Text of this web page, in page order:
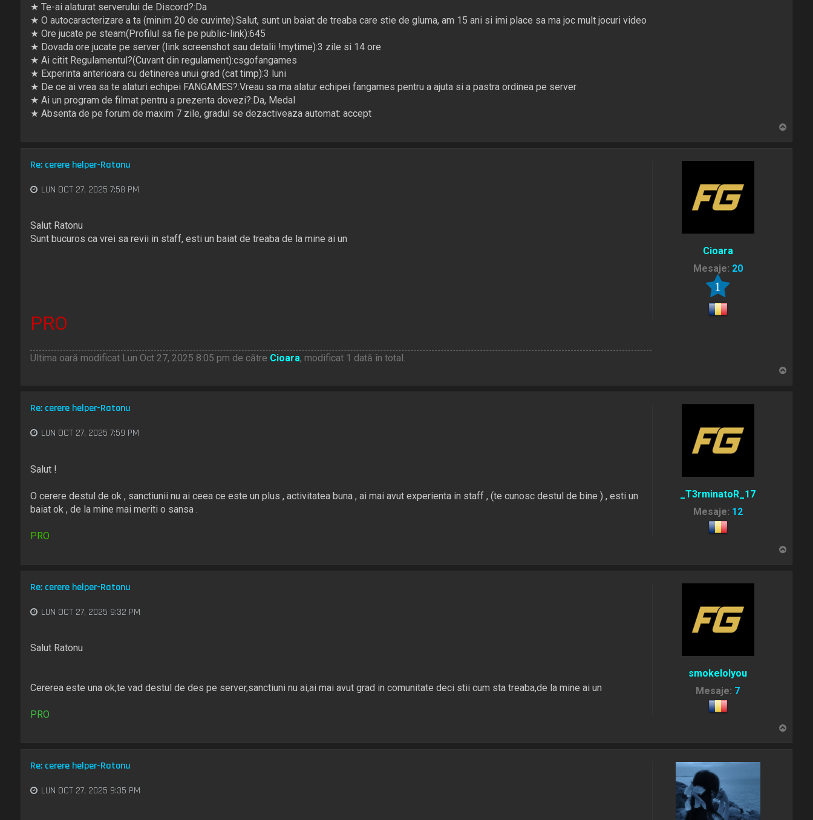
★ Te-ai alaturat serverului de Discord?:Da
★ O autocaracterizare a ta (minim 20 de cuvinte):Salut, sunt un baiat de treaba care stie de gluma, am 15 ani si imi place sa ma joc mult jocuri video
★ Ore jucate pe steam(Profilul sa fie pe public-link):645
★ Dovada ore jucate pe server (link screenshot sau detalii !mytime):3 zile si 14 ore
★ Ai citit Regulamentul?(Cuvant din regulament):csgofangames
★ Experinta anterioara cu detinerea unui grad (cat timp):3 luni
★ De ce ai vrea sa te alaturi echipei FANGAMES?:Vreau sa ma alatur echipei fangames pentru a ajuta si a pastra ordinea pe server
★ Ai un program de filmat pentru a prezenta dovezi?:Da, Medal
★ Absenta de pe forum de maxim 7 zile, gradul se dezactiveaza automat: accept
Cioara
Mesaje: 20
1
Re: cerere helper-Ratonu
LUN OCT 27, 2025 7:58 PM
Salut Ratonu
Sunt bucuros ca vrei sa revii in staff, esti un baiat de treaba de la mine ai un
PRO
Ultima oară modificat Lun Oct 27, 2025 8:05 pm de către Cioara, modificat 1 dată în total.
_T3rminatoR_17
Mesaje: 12
Re: cerere helper-Ratonu
LUN OCT 27, 2025 7:59 PM
Salut !
O cerere destul de ok , sanctiunii nu ai ceea ce este un plus , activitatea buna , ai mai avut experienta in staff , (te cunosc destul de bine ) , esti un
baiat ok , de la mine mai meriti o sansa .
PRO
smokelolyou
Mesaje: 7
Re: cerere helper-Ratonu
LUN OCT 27, 2025 9:32 PM
Salut Ratonu
Cererea este una ok,te vad destul de des pe server,sanctiuni nu ai,ai mai avut grad in comunitate deci stii cum sta treaba,de la mine ai un
PRO
Re: cerere helper-Ratonu
LUN OCT 27, 2025 9:35 PM